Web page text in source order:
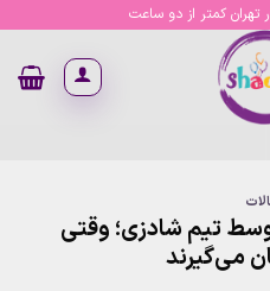
تهران کمتر از دو ساعت
تیم شادزی؛ وقتی
می‌گیرند